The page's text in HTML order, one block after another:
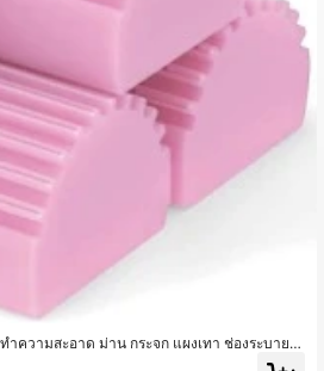
วามสะอาด ม่าน กระจก แผงเทา ช่องระบายอ